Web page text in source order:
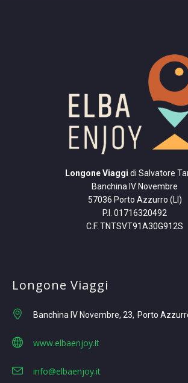
Longone Viaggi di Salvatore
Banchina IV Novembre
57036 Porto Azzurro (LI)
P.I. 01716320492
C.F. TNTSVT91A30G912S
Longone Viaggi
Banchina IV Novembre, 23 Porto
www.elbaenjoy.it
info@elbaenjoy.it